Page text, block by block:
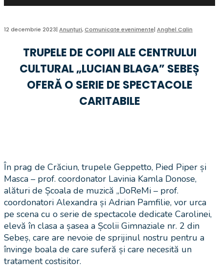
12 decembrie 2023| Anunțuri,Comunicate evenimente| Anghel Calin
TRUPELE DE COPII ALE CENTRULUI
CULTURAL „LUCIAN BLAGA” SEBEȘ
OFERĂ O SERIE DE SPECTACOLE
CARITABILE
În prag de Crăciun, trupele Geppetto, Pied Piper și
Masca – prof. coordonator Lavinia Kamla Donose,
alături de Școala de muzică „DoReMi – prof.
coordonatori Alexandra și Adrian Pamfilie, vor urca
pe scena cu o serie de spectacole dedicate Carolinei,
elevă în clasa a șasea a Școlii Gimnaziale nr. 2 din
Sebeș, care are nevoie de sprijinul nostru pentru a
învinge boala de care suferă și care necesită un
tratament costisitor.